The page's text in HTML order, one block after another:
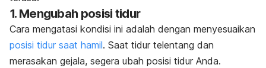
1. Mengubah posisi tidur
Cara mengatasi kondisi ini adalah dengan menyesuaikan
posisi tidur saat hamil. Saat tidur telentang dan
merasakan gejala, segera ubah posisi tidur Anda.